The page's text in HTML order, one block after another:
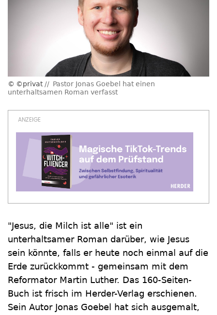
©privat
Pastor Jonas Goebel hat einen
unterhaltsamen Roman verfasst
"Jesus, die Milch ist alle" ist ein
unterhaltsamer Roman darüber, wie Jesus
sein könnte, falls er heute noch einmal auf die
Erde zurückkommt - gemeinsam mit dem
Reformator Martin Luther. Das 160-Seiten-
Buch ist frisch im Herder-Verlag erschienen.
Sein Autor Jonas Goebel hat sich ausgemalt,